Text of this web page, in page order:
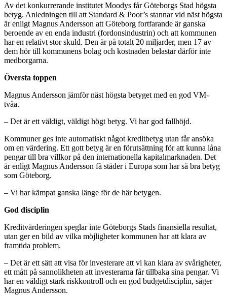
Av det konkurrerande institutet Moodys får Göteborgs Stad högsta
betyg. Anledningen till att Standard & Poor’s stannar vid näst högsta
är enligt Magnus Andersson att Göteborg fortfarande är ganska
beroende av en enda industri (fordonsindustrin) och att kommunen
har en relativt stor skuld. Den är på totalt 20 miljarder, men 17 av
dem hör till kommunens bolag och kostnaden belastar därför inte
medborgarna.
Översta toppen
Magnus Andersson jämför näst högsta betyget med en god VM-
tvåa.
– Det är ett väldigt, väldigt högt betyg. Vi har god fallhöjd.
Kommuner ges inte automatiskt något kreditbetyg utan får ansöka
om en värdering. Ett gott betyg är en förutsättning för att kunna låna
pengar till bra villkor på den internationella kapitalmarknaden. Det
är enligt Magnus Andersson få städer i Europa som har så bra betyg
som Göteborg.
– Vi har kämpat ganska länge för de här betygen.
God disciplin
Kreditvärderingen speglar inte Göteborgs Stads finansiella resultat,
utan ger en bild av vilka möjligheter kommunen har att klara av
framtida problem.
– Det är ett sätt att visa för investerare att vi kan klara av svårigheter,
ett mått på sannolikheten att investerarna får tillbaka sina pengar. Vi
har en väldigt stark riskkontroll och en god budgetdisciplin, säger
Magnus Andersson.